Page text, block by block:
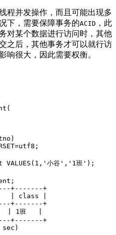
程并发操作，而且可能出现多
下，需要保障事务的ACID ，此
对某个数据进行访问时，其他
之后，其他事务才可以就行访
响很大，因此需要权衡。
=utf8;
VALUES ( 1 , '小谷' , '1班' );
+-------+
class
+-------+
1 班
+-------+
sec)